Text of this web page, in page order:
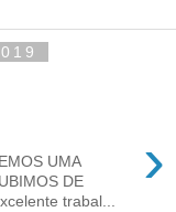
›
UMA
DE
trabal...